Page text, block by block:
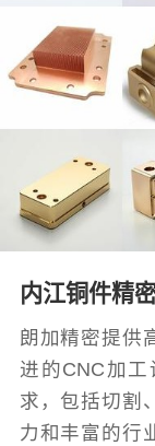
内江铜件精
朗加精密提供
进的CNC加
求，包括切割
力和丰富的行